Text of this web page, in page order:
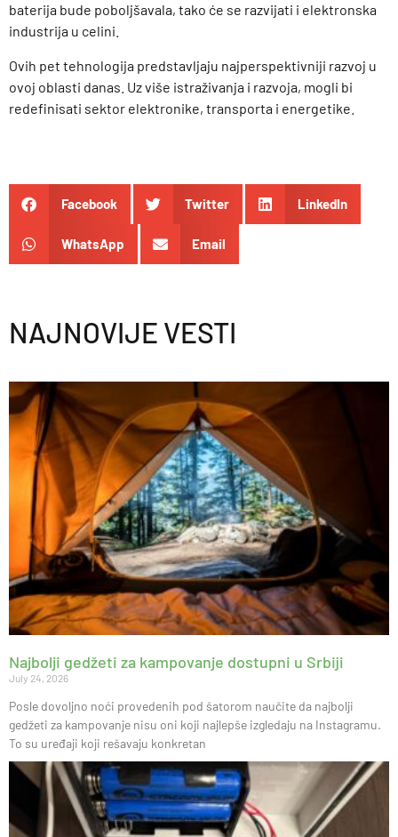
baterija bude poboljšavala, tako će se razvijati i elektronska
industrija u celini.
Ovih pet tehnologija predstavljaju najperspektivniji razvoj u
ovoj oblasti danas. Uz više istraživanja i razvoja, mogli bi
redefinisati sektor elektronike, transporta i energetike.
Facebook Twitter LinkedIn
WhatsApp Email
NAJNOVIJE VESTI
Najbolji gedžeti za kampovanje dostupni u Srbiji
July 24, 2026
Posle dovoljno noći provedenih pod šatorom naučite da najbolji
gedžeti za kampovanje nisu oni koji najlepše izgledaju na Instagramu.
To su uređaji koji rešavaju konkretan